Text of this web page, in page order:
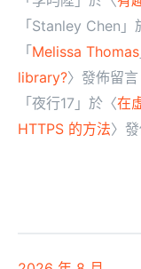
「 Stanley Chen 」
「 Melissa Thomas
library?〉發佈留言
「 夜行17 」於〈在
HTTPS 的方法〉